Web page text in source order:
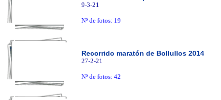
9-3-21
Nº de fotos: 19
Recorrido maratón de Bollullos 2014
27-2-21
Nº de fotos: 42